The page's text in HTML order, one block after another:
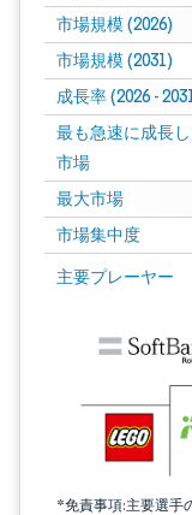
市場規模 (2026)
市場規模 (2031)
成長率 (2026 -
最も急速に成長
市場
最大市場
市場集中度
主要プレーヤー
*免責事項:主要選手
画像 © Mordor